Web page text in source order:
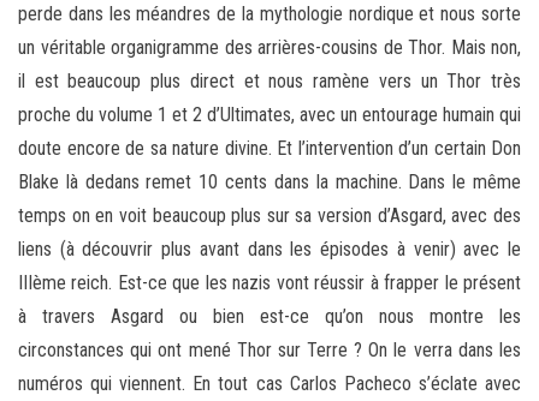
perde dans les méandres de la mythologie nordique et nous sorte
un véritable organigramme des arrières-cousins de Thor. Mais non,
il est beaucoup plus direct et nous ramène vers un Thor très
proche du volume 1 et 2 d’Ultimates, avec un entourage humain qui
doute encore de sa nature divine. Et l’intervention d’un certain Don
Blake là dedans remet 10 cents dans la machine. Dans le même
temps on en voit beaucoup plus sur sa version d’Asgard, avec des
liens (à découvrir plus avant dans les épisodes à venir) avec le
IIIème reich. Est-ce que les nazis vont réussir à frapper le présent
à travers Asgard ou bien est-ce qu’on nous montre les
circonstances qui ont mené Thor sur Terre ? On le verra dans les
numéros qui viennent. En tout cas Carlos Pacheco s’éclate avec